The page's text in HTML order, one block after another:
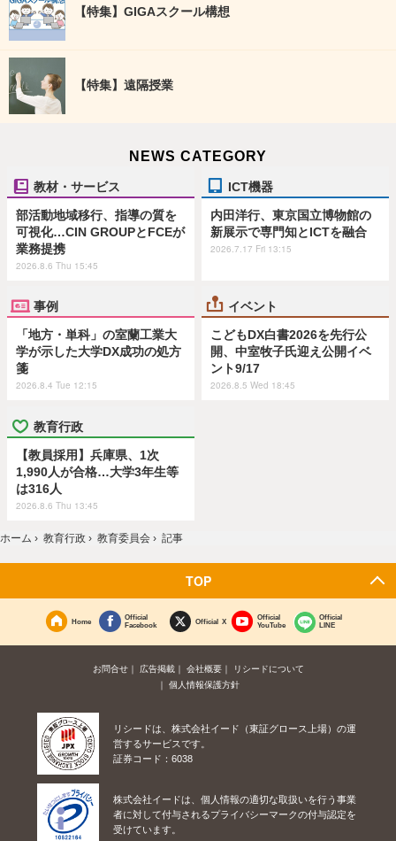
【特集】GIGAスクール構想
【特集】遠隔授業
NEWS CATEGORY
教材・サービス
部活動地域移行、指導の質を
可視化…CIN GROUPとFCEが
業務提携
2026.8.6 Thu 15:45
ICT機器
内田洋行、東京国立博物館の
新展示で専門知とICTを融合
2026.7.17 Fri 13:15
事例
「地方・単科」の室蘭工業大
学が示した大学DX成功の処方
箋
2026.8.4 Tue 12:15
イベント
こどもDX白書2026を先行公
開、中室牧子氏迎え公開イベ
ント9/17
2026.8.5 Wed 18:45
教育行政
【教員採用】兵庫県、1次
1,990人が合格…大学3年生等
は316人
2026.8.6 Thu 13:45
ホーム › 教育行政 › 教育委員会 › 記事
TOP
Home
Official
Facebook
Official X
Official
YouTube
Official
LINE
お問合せ 広告掲載 会社概要
リシードについて
個人情報保護方針
リシードは、株式会社イード（東証グロース上場）の運
営するサービスです。
証券コード：6038
株式会社イードは、個人情報の適切な取扱いを行う事業
者に対して付与されるプライバシーマークの付与認定を
受けています。